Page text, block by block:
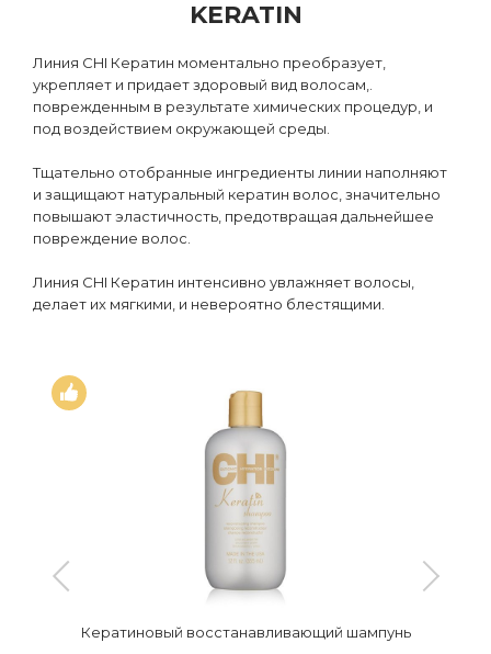
KERATIN
Линия CHI Кератин моментально преобразует,
укрепляет и придает здоровый вид волосам,.
поврежденным в результате химических процедур, и
под воздействием окружающей среды.
Тщательно отобранные ингредиенты линии наполняют
и защищают натуральный кератин волос, значительно
повышают эластичность, предотвращая дальнейшее
повреждение волос.
Линия CHI Кератин интенсивно увлажняет волосы,
делает их мягкими, и невероятно блестящими.
Кератиновый восстанавливающий шампунь